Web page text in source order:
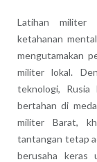
Latihan militer
ketahanan
mengutamakan
militer lokal.
teknologi, Rusia
bertahan di
militer Barat,
tantangan tetap
berusaha keras